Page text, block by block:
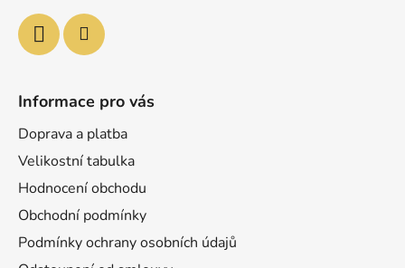
Informace pro vás
Doprava a platba
Velikostní tabulka
Hodnocení obchodu
Obchodní podmínky
Podmínky ochrany osobních údajů